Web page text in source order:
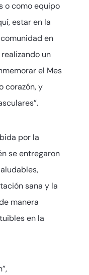
o como equipo
estar en la
en
un
el Mes
corazón, y
por la
se entregaron
sana y la
manera
en la